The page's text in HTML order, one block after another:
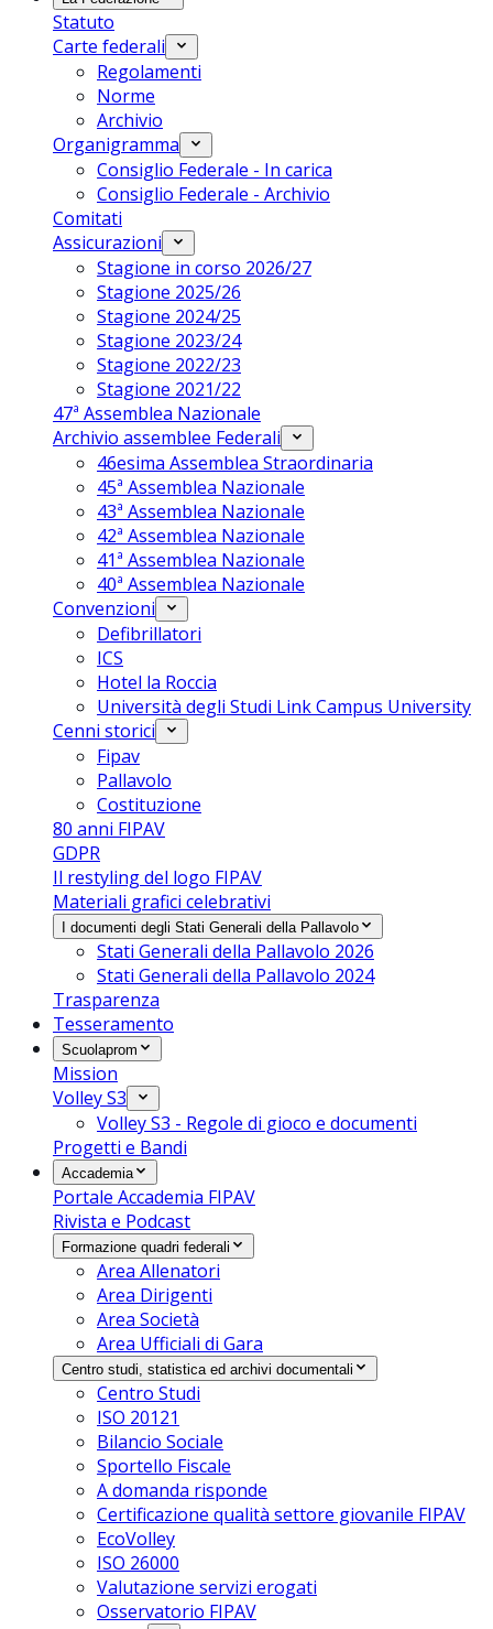
Statuto
Carte federali
Regolamenti
Norme
Archivio
Organigramma
Consiglio Federale - In carica
Consiglio Federale - Archivio
Comitati
Assicurazioni
Stagione in corso 2026/27
Stagione 2025/26
Stagione 2024/25
Stagione 2023/24
Stagione 2022/23
Stagione 2021/22
47ª Assemblea Nazionale
Archivio assemblee Federali
46esima Assemblea Straordinaria
45ª Assemblea Nazionale
43ª Assemblea Nazionale
42ª Assemblea Nazionale
41ª Assemblea Nazionale
40ª Assemblea Nazionale
Convenzioni
Defibrillatori
ICS
Hotel la Roccia
Università degli Studi Link Campus University
Cenni storici
Fipav
Pallavolo
Costituzione
80 anni FIPAV
GDPR
Il restyling del logo FIPAV
Materiali grafici celebrativi
I documenti degli Stati Generali della Pallavolo
Stati Generali della Pallavolo 2026
Stati Generali della Pallavolo 2024
Trasparenza
Tesseramento
Scuolaprom
Mission
Volley S3
Volley S3 - Regole di gioco e documenti
Progetti e Bandi
Accademia
Portale Accademia FIPAV
Rivista e Podcast
Formazione quadri federali
Area Allenatori
Area Dirigenti
Area Società
Area Ufficiali di Gara
Centro studi, statistica ed archivi documentali
Centro Studi
ISO 20121
Bilancio Sociale
Sportello Fiscale
A domanda risponde
Certificazione qualità settore giovanile FIPAV
EcoVolley
ISO 26000
Valutazione servizi erogati
Osservatorio FIPAV